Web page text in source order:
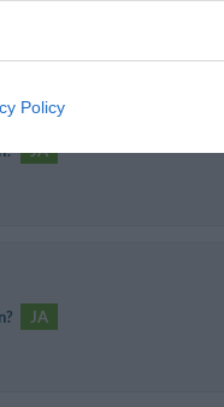
Policy
JA
JA